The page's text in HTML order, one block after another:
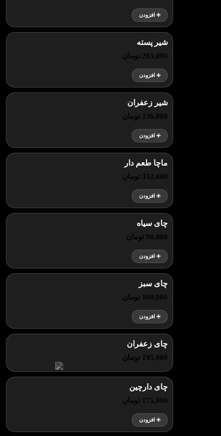
➕ افزودن
شیر پسته
293,000 تومان
➕ افزودن
شیر زعفران
236,000 تومان
➕ افزودن
ماچا طعم دار
332,000 تومان
➕ افزودن
چای سیاه
90,000 تومان
➕ افزودن
چای سبز
160,000 تومان
➕ افزودن
چای زعفران
195,000 تومان
چای دارچین
175,000 تومان
➕ افزودن